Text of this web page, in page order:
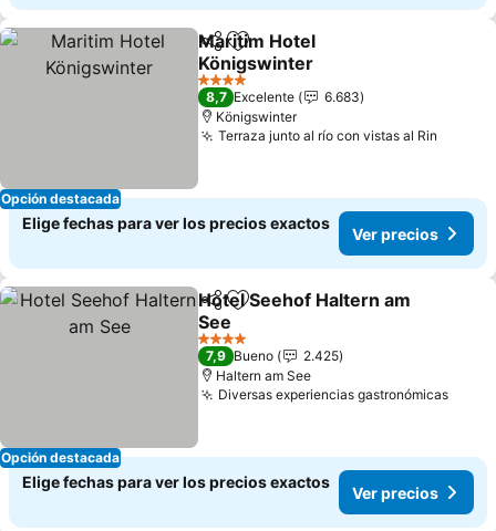
Opción destacada
CompartirAgregar a favoritos
Maritim Hotel
Königswinter
4 Estrellas
8,7 Excelente
6.683
Königswinter
Terraza junto al río con vistas al Rin
Elige fechas para ver los precios exactos
Ver precios
Opción destacada
CompartirAgregar a favoritos
Hotel Seehof Haltern am
See
4 Estrellas
7,9 Bueno
2.425
Haltern am See
Diversas experiencias gastronómicas
Elige fechas para ver los precios exactos
Ver precios